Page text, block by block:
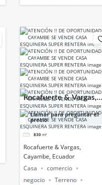
Rocafuerte & Vargas,
Cayambe, Ecuador
Llamar para preguntar el
precio
830 m²
Rocafuerte & Vargas,
Cayambe, Ecuador
Casa
comercio
negocio
Terreno